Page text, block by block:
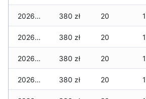
2026-07-26 380 zł 20
2026-07-24 380 zł 20
2026-07-23 380 zł 20
2026-07-22 380 zł 20